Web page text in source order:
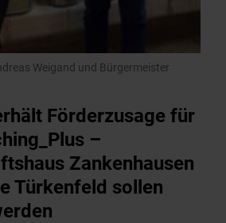
Weigand und Bürgermeister
Förderzusage für
–
Zankenhausen
Türkenfeld sollen